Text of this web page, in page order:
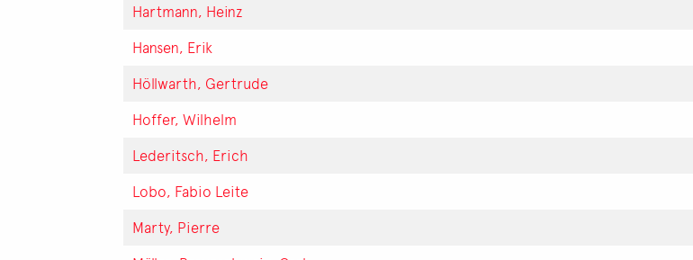
Hartmann, Heinz
Hansen, Erik
Höllwarth, Gertrude
Hoffer, Wilhelm
Lederitsch, Erich
Lobo, Fabio Leite
Marty, Pierre